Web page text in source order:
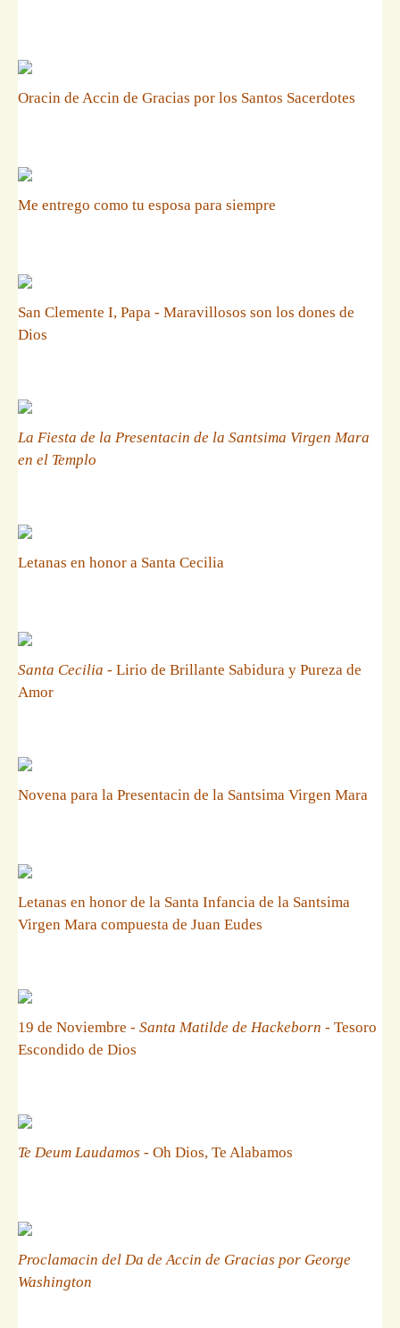
Oracin de Accin de Gracias por los Santos Sacerdotes
Me entrego como tu esposa para siempre
San Clemente I, Papa - Maravillosos son los dones de
Dios
La Fiesta de la Presentacin de la Santsima Virgen Mara
en el Templo
Letanas en honor a Santa Cecilia
Santa Cecilia - Lirio de Brillante Sabidura y Pureza de
Amor
Novena para la Presentacin de la Santsima Virgen Mara
Letanas en honor de la Santa Infancia de la Santsima
Virgen Mara compuesta de Juan Eudes
19 de Noviembre - Santa Matilde de Hackeborn - Tesoro
Escondido de Dios
Te Deum Laudamos - Oh Dios, Te Alabamos
Proclamacin del Da de Accin de Gracias por George
Washington